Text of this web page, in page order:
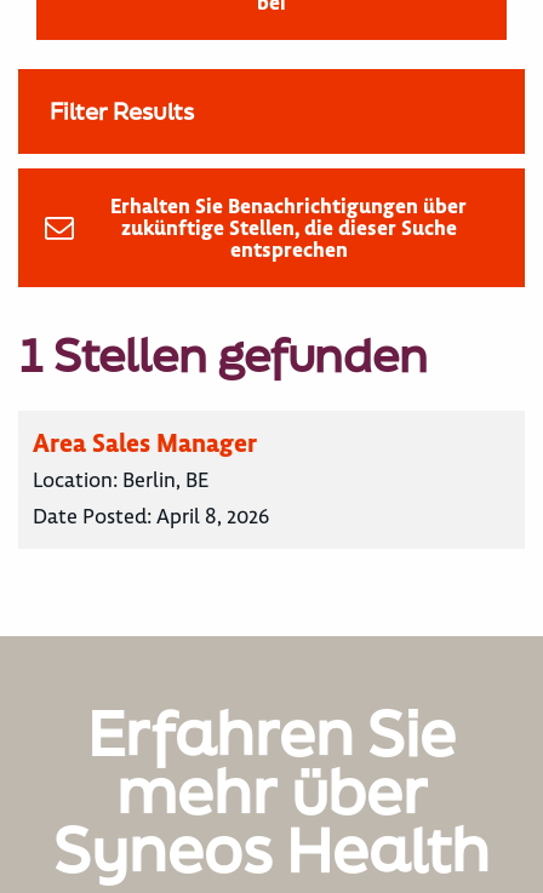
Filter Results
Erhalten Sie Benachrichtigungen über
zukünftige Stellen, die dieser Suche
entsprechen
1 Stellen gefunden
Area Sales Manager
Location: Berlin, BE
Date Posted:April 8, 2026
Erfahren Sie
mehr über
Syneos Health